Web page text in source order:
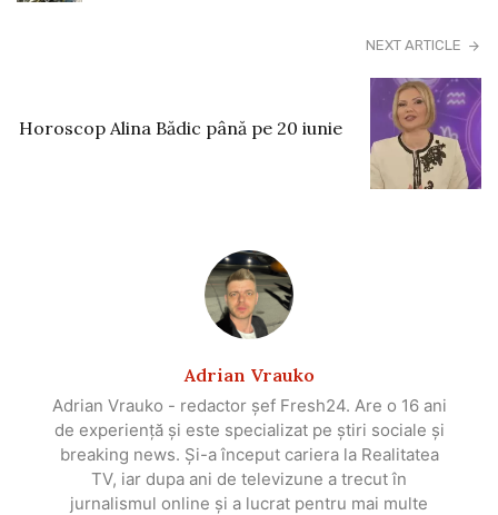
NEXT ARTICLE
Horoscop Alina Bădic până pe 20 iunie
Adrian Vrauko
Adrian Vrauko - redactor șef Fresh24. Are o 16 ani
de experiență și este specializat pe știri sociale și
breaking news. Și-a început cariera la Realitatea
TV, iar dupa ani de televizune a trecut în
jurnalismul online și a lucrat pentru mai multe